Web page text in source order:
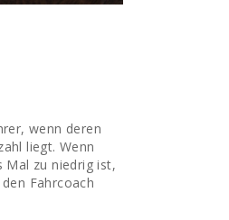
wenn deren
liegt. Wenn
Mal zu niedrig ist,
Fahrcoach